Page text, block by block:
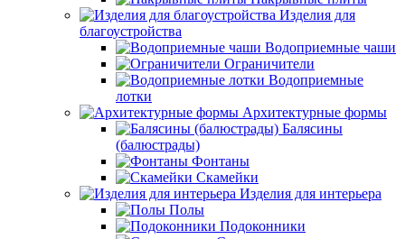
Изделия для
благоустройства
Водоприемные чаши
Ограничители
Водоприемные
лотки
Архитектурные формы
Балясины
(балюстрады)
Фонтаны
Скамейки
Изделия для интерьера
Полы
Подоконники